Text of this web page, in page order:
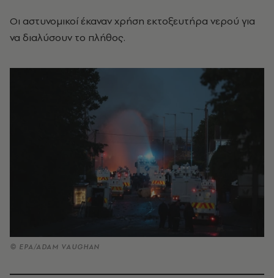
Οι αστυνομικοί έκαναν χρήση εκτοξευτήρα νερού για
να διαλύσουν το πλήθος.
© ΕΡΑ/ADAM VAUGHAN